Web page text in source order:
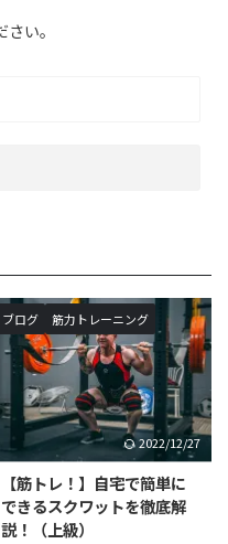
い。
ブログ 筋力トレーニング
2022/12/27
【筋トレ！】自宅で簡単に
できるスクワットを徹底解
説！（上級）